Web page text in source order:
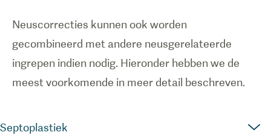
Neuscorrecties kunnen ook worden
gecombineerd met andere neusgerelateerde
ingrepen indien nodig. Hieronder hebben we de
meest voorkomende in meer detail beschreven.
Septoplastiek